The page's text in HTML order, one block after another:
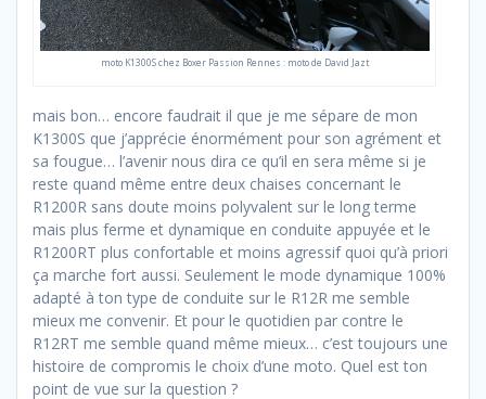
moto K1300S chez Boxer Passion Rennes : moto de David Jazt
mais bon… encore faudrait il que je me sépare de mon
K1300S que j’apprécie énormément pour son agrément et
sa fougue… l’avenir nous dira ce qu’il en sera même si je
reste quand même entre deux chaises concernant le
R1200R sans doute moins polyvalent sur le long terme
mais plus ferme et dynamique en conduite appuyée et le
R1200RT plus confortable et moins agressif quoi qu’à priori
ça marche fort aussi. Seulement le mode dynamique 100%
adapté à ton type de conduite sur le R12R me semble
mieux me convenir. Et pour le quotidien par contre le
R12RT me semble quand même mieux… c’est toujours une
histoire de compromis le choix d’une moto. Quel est ton
point de vue sur la question ?